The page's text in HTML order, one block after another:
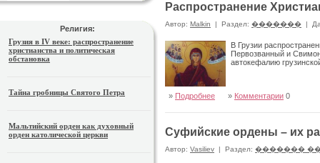
Религия:
Грузия в IV веке: распространение
христианства и политическая
обстановка
Тайна гробницы Святого Петра
Мальтийский орден как духовный
орден католической церкви
Распространение
Автор: Malkin | Раздел: ������� |
В Грузии
Первозванный и
автокефалию
» Подробнее » Комментарии 0
Суфийские ордены – их
Автор: Vasiliev | Раздел: �������